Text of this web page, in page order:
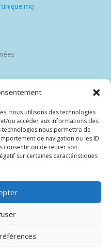
nous utilisons des technologies
ou accéder aux informations des
nous permettra de
de navigation ou les ID
consentir ou de retirer son
sur certaines caractéristiques